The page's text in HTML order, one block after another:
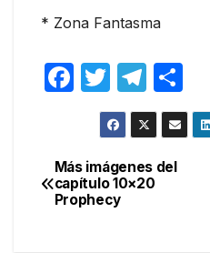
* Zona Fantasma
F
e
b
T
w
itt
er
T
el
e
gr
a
o
m
Navegación
de
Más imágenes del
capítulo 10×20
Prophecy